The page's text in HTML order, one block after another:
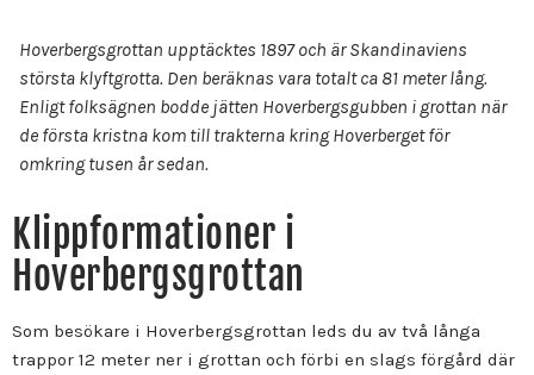
Hoverbergsgrottan upptäcktes 1897 och är Skandinaviens
största klyftgrotta. Den beräknas vara totalt ca 81 meter lång.
Enligt folksägnen bodde jätten Hoverbergsgubben i grottan när
de första kristna kom till trakterna kring Hoverberget för
omkring tusen år sedan.
Klippformationer i
Hoverbergsgrottan
Som besökare i Hoverbergsgrottan leds du av två långa
trappor 12 meter ner i grottan och förbi en slags förgård där